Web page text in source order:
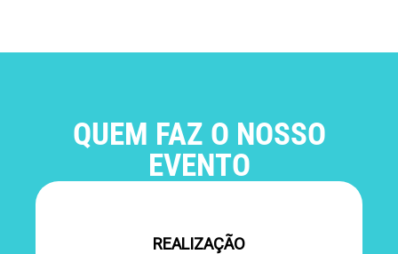
QUEM FAZ O NOSSO
EVENTO
REALIZAÇÃO